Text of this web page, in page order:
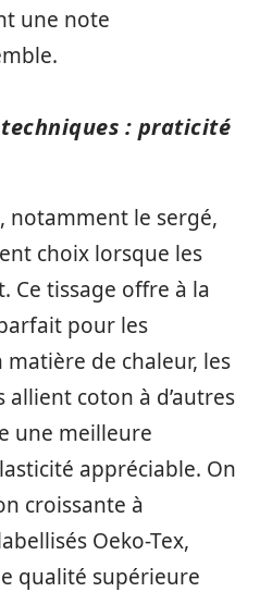
une note
: praticité
notamment le sergé,
choix lorsque les
Ce tissage offre à la
pour les
de chaleur, les
coton à d’autres
une meilleure
appréciable. On
croissante à
Oeko-Tex,
qualité supérieure